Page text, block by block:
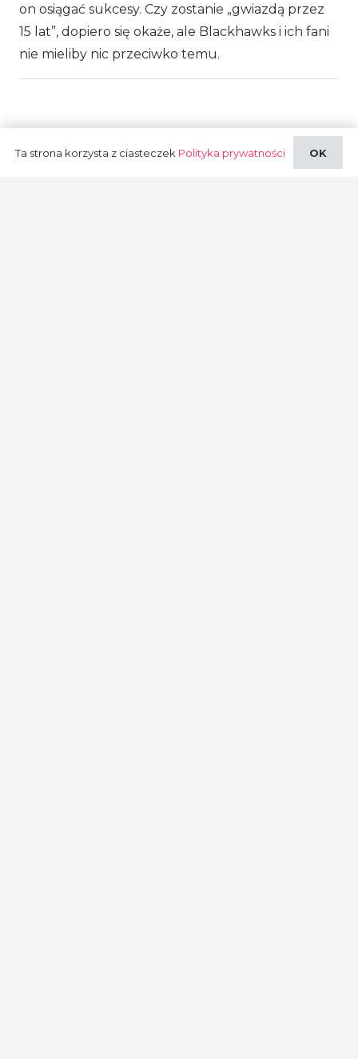
on osiągać sukcesy. Czy zostanie „gwiazdą przez
15 lat”, dopiero się okaże, ale Blackhawks i ich fani
nie mieliby nic przeciwko temu.
Ta strona korzysta z ciasteczek Polityka prywatności OK